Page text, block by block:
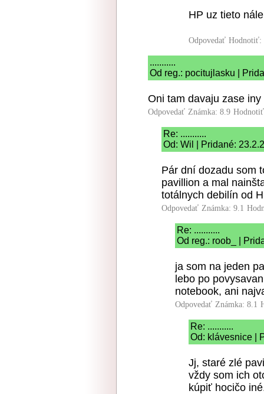
HP uz tieto
Odpovedať Hodnotiť:
...........
Od reg.: pocitujlasku |
Oni tam davaju zase iny
Odpovedať Známka: 8.9
Re: ...........
Od: Wil | Pridané:
Pár dní dozadu som
pavillion a mal
totálnych debilín od
Odpovedať Známka: 9.1
Re: ...........
Od reg.: roob_ |
ja som na jeden
lebo po
notebook, ani
Odpovedať Známka: 8.1
Re: ...........
Od: klávesnice |
Jj, staré zlé
vždy som ich
kúpiť hocičo